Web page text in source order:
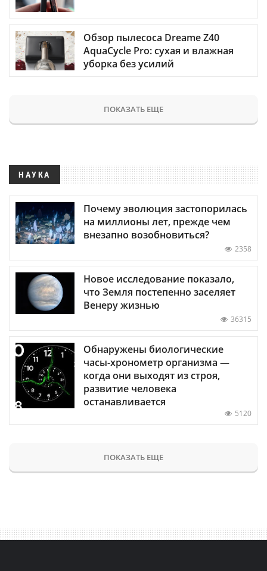
Обзор пылесоса Dreame Z40
AquaCycle Pro: сухая и влажная
уборка без усилий
ПОКАЗАТЬ ЕЩЕ
НАУКА
Почему эволюция застопорилась
на миллионы лет, прежде чем
внезапно возобновиться?
2358
Новое исследование показало,
что Земля постепенно заселяет
Венеру жизнью
36315
Обнаружены биологические
часы-хронометр организма —
когда они выходят из строя,
развитие человека
останавливается
5120
ПОКАЗАТЬ ЕЩЕ